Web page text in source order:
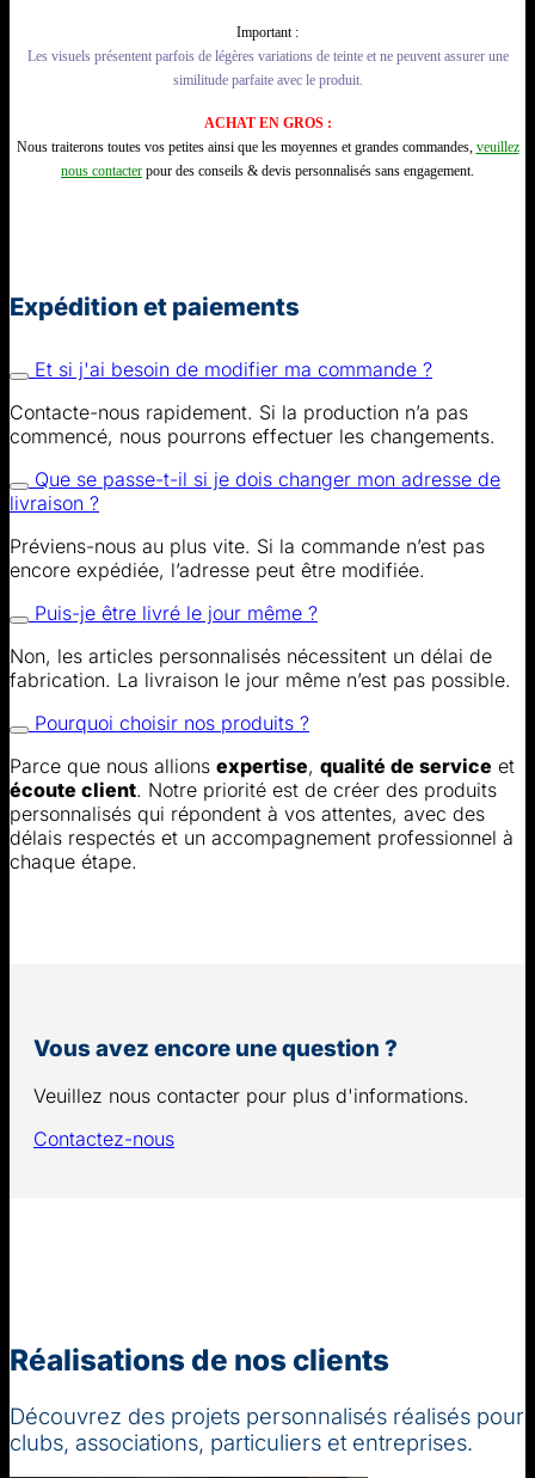
Important :
Les visuels présentent parfois de légères variations de teinte et ne peuvent assurer une
similitude parfaite avec le produit.
ACHAT EN GROS :
Nous traiterons toutes vos petites ainsi que les moyennes et grandes commandes, veuillez
nous contacter pour des conseils & devis personnalisés sans engagement.
Expédition et paiements
Et si j'ai besoin de modifier ma commande ?
Contacte-nous rapidement. Si la production n’a pas
commencé, nous pourrons effectuer les changements.
Que se passe-t-il si je dois changer mon adresse de
livraison ?
Préviens-nous au plus vite. Si la commande n’est pas
encore expédiée, l’adresse peut être modifiée.
Puis-je être livré le jour même ?
Non, les articles personnalisés nécessitent un délai de
fabrication. La livraison le jour même n’est pas possible.
Pourquoi choisir nos produits ?
Parce que nous allions expertise, qualité de service et
écoute client. Notre priorité est de créer des produits
personnalisés qui répondent à vos attentes, avec des
délais respectés et un accompagnement professionnel à
chaque étape.
Vous avez encore une question ?
Veuillez nous contacter pour plus d'informations.
Contactez-nous
Réalisations de nos clients
Découvrez des projets personnalisés réalisés pour
clubs, associations, particuliers et entreprises.